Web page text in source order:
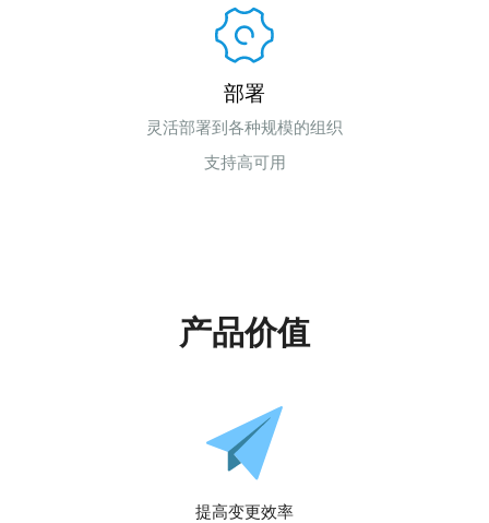
部署
灵活部署到各种规模的组织
支持高可用
产品价值
提高变更效率